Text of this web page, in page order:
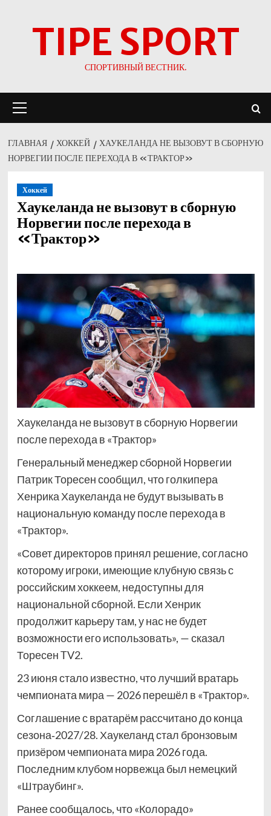
TIPE SPORT
СПОРТИВНЫЙ ВЕСТНИК.
меню
ГЛАВНАЯ ХОККЕЙ
ХАУКЕЛАНДА НЕ ВЫЗОВУТ В СБОРНУЮ
НОРВЕГИИ ПОСЛЕ ПЕРЕХОДА В «ТРАКТОР»
Хоккей
Хаукеланда не вызовут в сборную
Норвегии после перехода в
«Трактор»
Хаукеланда не вызовут в сборную Норвегии
после перехода в «Трактор»
Генеральный менеджер сборной Норвегии
Патрик Торесен сообщил, что голкипера
Хенрика Хаукеланда не будут вызывать в
национальную команду после перехода в
«Трактор».
«Совет директоров принял решение, согласно
которому игроки, имеющие клубную связь с
российским хоккеем, недоступны для
национальной сборной. Если Хенрик
продолжит карьеру там, у нас не будет
возможности его использовать», — сказал
Торесен TV2.
23 июня стало известно, что лучший вратарь
чемпионата мира — 2026 перешёл в «Трактор».
Соглашение с вратарём рассчитано до конца
сезона‑2027/28. Хаукеланд стал бронзовым
призёром чемпионата мира 2026 года.
Последним клубом норвежца был немецкий
«Штраубинг».
Ранее сообщалось, что «Колорадо»